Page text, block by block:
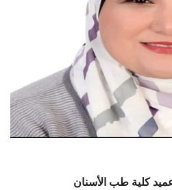
عميد كلية طب الأسنان